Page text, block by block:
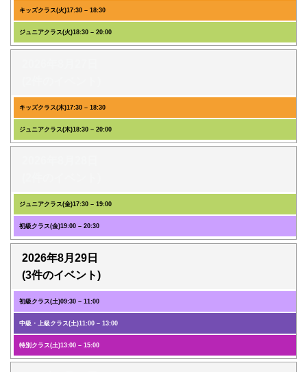
キッズクラス(火)17:30 – 18:30
ジュニアクラス(火)18:30 – 20:00
キッズクラス(木)17:30 – 18:30
ジュニアクラス(木)18:30 – 20:00
ジュニアクラス(金)17:30 – 19:00
初級クラス(金)19:00 – 20:30
2026年8月29日
(3件のイベント)
初級クラス(土)09:30 – 11:00
中級・上級クラス(土)11:00 – 13:00
特別クラス(土)13:00 – 15:00